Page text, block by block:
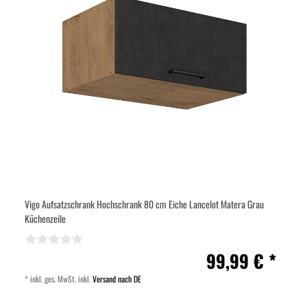
Vigo Aufsatzschrank Hochschrank 80 cm Eiche Lancelot Matera Grau
Küchenzeile
99,99 € *
*inkl. ges. MwSt.inkl.Versand nach DE